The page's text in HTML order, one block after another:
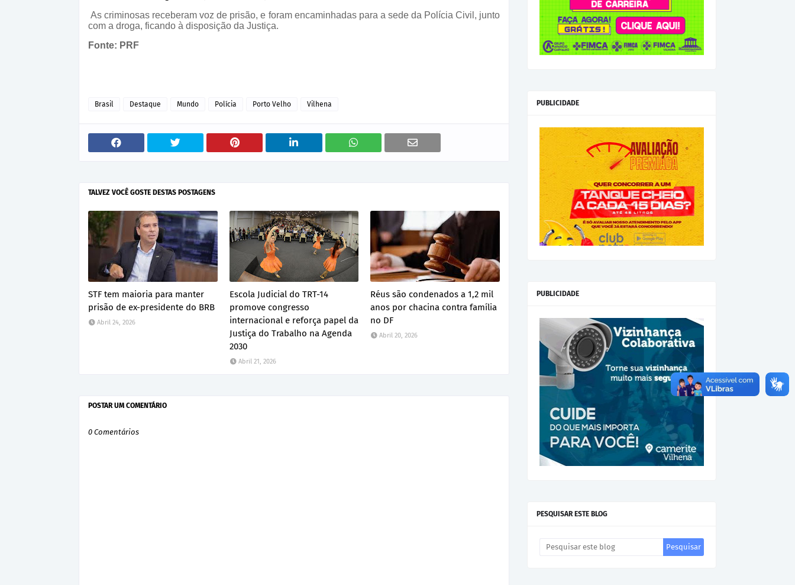
As criminosas receberam voz de prisão, e foram encaminhadas para a sede da Polícia Civil, junto
com a droga, ficando à disposição da Justiça.
Fonte: PRF
Brasil Destaque Mundo Polícia Porto Velho Vilhena
TALVEZ VOCÊ GOSTE DESTAS POSTAGENS
STF tem maioria para manter
prisão de ex-presidente do BRB
Abril 24, 2026
Escola Judicial do TRT-14
promove congresso
internacional e reforça papel da
Justiça do Trabalho na Agenda
2030
Abril 21, 2026
Réus são condenados a 1,2 mil
anos por chacina contra família
no DF
Abril 20, 2026
POSTAR UM COMENTÁRIO
0 Comentários
PUBLICIDADE
PUBLICIDADE
PESQUISAR ESTE BLOG